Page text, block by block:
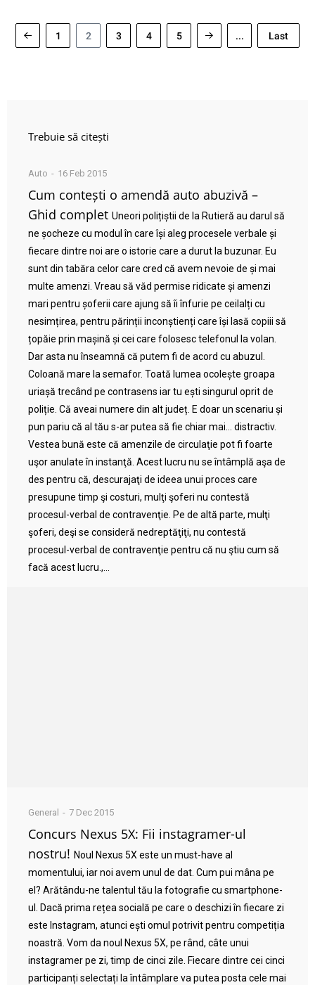
1 2 3 4 5 ... Last
Trebuie să citești
Auto 16 Feb 2015
Cum contești o amendă auto abuzivă –
Ghid complet Uneori polițiștii de la Rutieră au darul să
ne șocheze cu modul în care își aleg procesele verbale și
fiecare dintre noi are o istorie care a durut la buzunar. Eu
sunt din tabăra celor care cred că avem nevoie de și mai
multe amenzi. Vreau să văd permise ridicate și amenzi
mari pentru șoferii care ajung să îi înfurie pe ceilalți cu
nesimțirea, pentru părinții inconștienți care își lasă copiii să
țopăie prin mașină și cei care folosesc telefonul la volan.
Dar asta nu înseamnă că putem fi de acord cu abuzul.
Coloană mare la semafor. Toată lumea ocolește groapa
uriașă trecând pe contrasens iar tu ești singurul oprit de
poliție. Că aveai numere din alt județ. E doar un scenariu și
pun pariu că al tău s-ar putea să fie chiar mai… distractiv.
Vestea bună este că amenzile de circulaţie pot fi foarte
uşor anulate în instanţă. Acest lucru nu se întâmplă aşa de
des pentru că, descurajaţi de ideea unui proces care
presupune timp şi costuri, mulţi şoferi nu contestă
procesul-verbal de contravenţie. Pe de altă parte, mulţi
şoferi, deşi se consideră nedreptăţiţi, nu contestă
procesul-verbal de contravenţie pentru că nu ştiu cum să
facă acest lucru.,...
General 7 Dec 2015
Concurs Nexus 5X: Fii instagramer-ul
nostru! Noul Nexus 5X este un must-have al
momentului, iar noi avem unul de dat. Cum pui mâna pe
el? Arătându-ne talentul tău la fotografie cu smartphone-
ul. Dacă prima rețea socială pe care o deschizi în fiecare zi
este Instagram, atunci ești omul potrivit pentru competiția
noastră. Vom da noul Nexus 5X, pe rând, câte unui
instagramer pe zi, timp de cinci zile. Fiecare dintre cei cinci
participanți selectați la întâmplare va putea posta cele mai